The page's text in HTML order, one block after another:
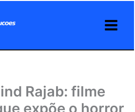
Rajab: filme
expõe o horror